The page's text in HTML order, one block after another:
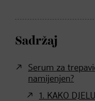
Sadržaj
Serum za
namijenjen?
1. KAKO